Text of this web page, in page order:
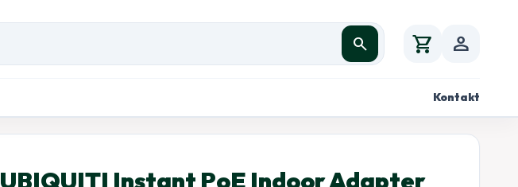
search shopping_cart person
Kontakt
UBIQUITI Instant PoE Indoor Adapter